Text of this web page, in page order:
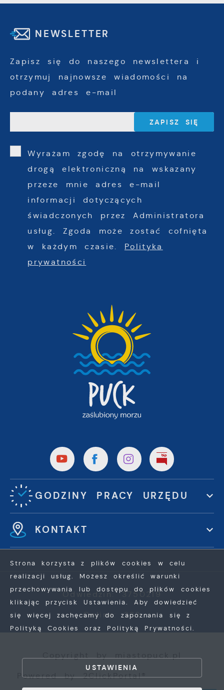
NEWSLETTER
Zapisz się do naszego newslettera i
otrzymuj najnowsze wiadomości na
podany adres e-mail
Wyrażam zgodę na otrzymywanie
drogą elektroniczną na wskazany
przeze mnie adres e-mail
informacji dotyczących
świadczonych przez Administratora
usług. Zgoda może zostać cofnięta
w każdym czasie. Polityka
prywatności
GODZINY PRACY URZĘDU
KONTAKT
Odwiedzin: 3750219
Online: 233
Powered by2ClickPortal®
Strona korzysta z plików cookies w celu
realizacji usług. Możesz określić warunki
przechowywania lub dostępu do plików cookies
klikając przycisk Ustawienia. Aby dowiedzieć
się więcej zachęcamy do zapoznania się z
Polityką Cookies oraz Polityką Prywatności.
USTAWIENIA
ZEZWÓL NA WSZYSTKIE